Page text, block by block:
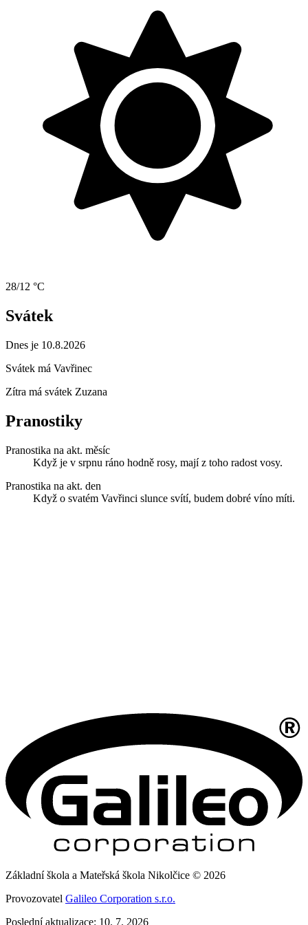
28/12 °C
Svátek
Dnes je 10.8.2026
Svátek má Vavřinec
Zítra má svátek Zuzana
Pranostiky
Pranostika na akt. měsíc
Když je v srpnu ráno hodně rosy, mají z toho radost vosy.
Pranostika na akt. den
Když o svatém Vavřinci slunce svítí, budem dobré víno míti.
Základní škola a Mateřská škola Nikolčice © 2026
Provozovatel Galileo Corporation s.r.o.
Poslední aktualizace: 10. 7. 2026